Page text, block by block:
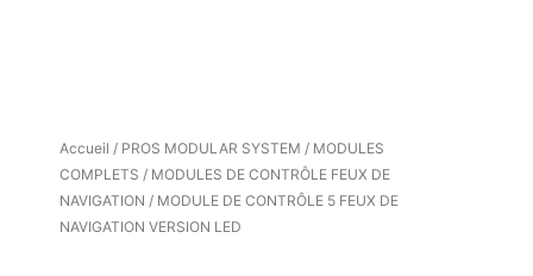
Accueil / PROS MODULAR SYSTEM / MODULES
COMPLETS / MODULES DE CONTRÔLE FEUX DE
NAVIGATION / MODULE DE CONTRÔLE 5 FEUX DE
NAVIGATION VERSION LED